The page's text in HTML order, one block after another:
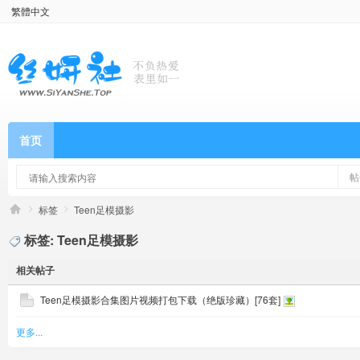
繁體中文
首页
标签 Teen足模摄影
标签: Teen足模摄影
相关帖子
Teen足模摄影合集图片视频打包下载（绝版珍藏）[76套]
更多...